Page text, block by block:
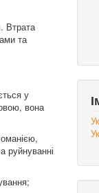
Втрата
та
у
вона
руйнуванні